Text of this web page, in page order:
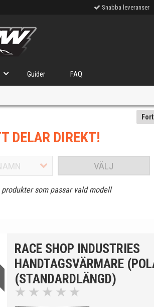
Snabba leveranser
Guider FAQ
DELAR DIREKT!
VÄLJ
som passar vald modell
RACE SHOP INDUSTRIES
HANDTAGSVÄRMARE
(STANDARDLÄNGD)
★ ★ ★ ★ ★